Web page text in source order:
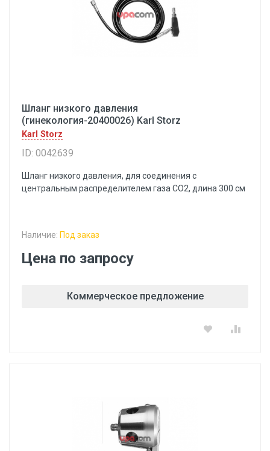
Шланг низкого давления
(гинекология-20400026) Karl Storz
Karl Storz
ID: 0042639
Шланг низкого давления, для соединения с
центральным распределителем газа СО2, длина 300 см
Наличие: Под заказ
Цена по запросу
Коммерческое предложение